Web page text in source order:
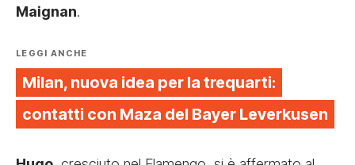
Maignan.
LEGGI ANCHE
Milan, nuova idea per la trequarti:
contatti con Maza del Bayer Leverkusen